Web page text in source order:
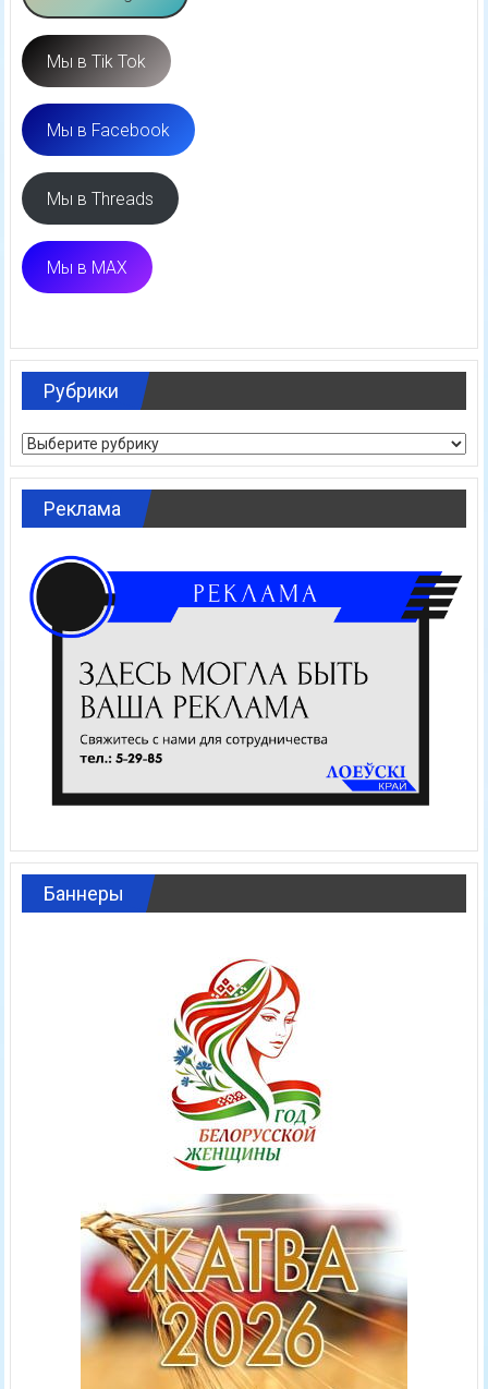
Мы в Tik Tok
Мы в Facebook
Мы в Threads
Мы в MAX
Рубрики
Рубрики
Реклама
Баннеры